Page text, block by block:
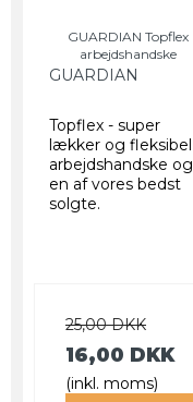
GUARDIAN Topflex
arbejdshandske
GUARDIAN
Topflex - super
lækker og fleksibel
arbejdshandske og
en af vores bedst
solgte.
25,00 DKK
16,00 DKK
(inkl. moms)